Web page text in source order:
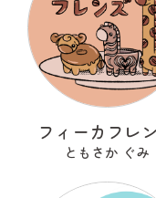
フィーカフレ
ともさか ぐみ